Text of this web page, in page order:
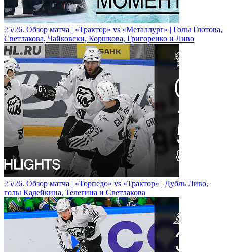
25/26. Обзор матча | «Трактор» vs «Металлург» | Голы Глотова,
Светлакова, Чайковски, Коршкова, Григоренко и Ливо
25/26. Обзор матча | «Торпедо» vs «Трактор» | Дубль Ливо,
голы Кадейкина, Телегина и Светлакова